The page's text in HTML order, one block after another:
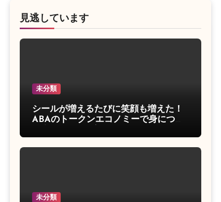
見逃しています
未分類
シールが増えるたびに笑顔も増えた！
ABAのトークンエコノミーで身につい
未分類